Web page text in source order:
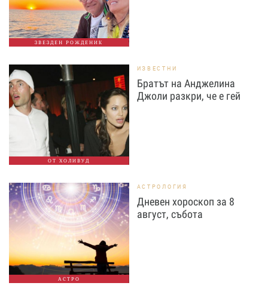
ЗВЕЗДЕН РОЖДЕНИК
ОТ ХОЛИВУД
ИЗВЕСТНИ
Братът на Анджелина
Джоли разкри, че е гей
АСТРО
АСТРОЛОГИЯ
Дневен хороскоп за 8
август, събота